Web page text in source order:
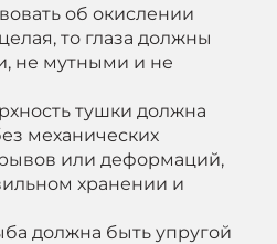
об окислении
то глаза должны
не мутными и не
тушки должна
механических
или деформаций,
хранении и
должна быть упругой